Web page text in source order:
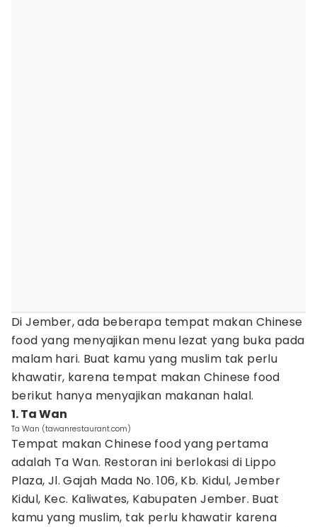
Di Jember, ada beberapa tempat makan Chinese
food yang menyajikan menu lezat yang buka pada
malam hari. Buat kamu yang muslim tak perlu
khawatir, karena tempat makan Chinese food
berikut hanya menyajikan makanan halal.
1. Ta Wan
Ta Wan (tawanrestaurant.com)
Tempat makan Chinese food yang pertama
adalah Ta Wan. Restoran ini berlokasi di Lippo
Plaza, Jl. Gajah Mada No. 106, Kb. Kidul, Jember
Kidul, Kec. Kaliwates, Kabupaten Jember. Buat
kamu yang muslim, tak perlu khawatir karena